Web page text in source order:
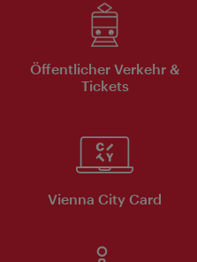
Öffentlicher Verkehr &
Tickets
Vienna City Card